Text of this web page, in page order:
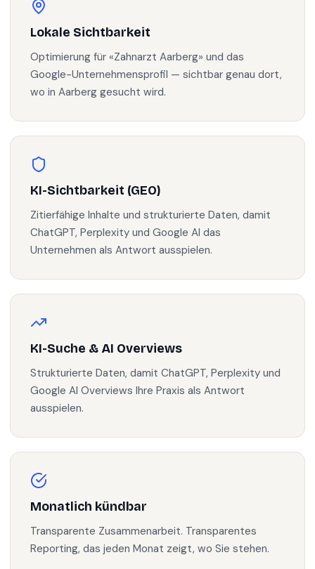
Lokale Sichtbarkeit
Optimierung für «Zahnarzt Aarberg» und das
Google-Unternehmensprofil — sichtbar genau dort,
wo in Aarberg gesucht wird.
KI-Sichtbarkeit (GEO)
Zitierfähige Inhalte und strukturierte Daten, damit
ChatGPT, Perplexity und Google AI das
Unternehmen als Antwort ausspielen.
KI-Suche & AI Overviews
Strukturierte Daten, damit ChatGPT, Perplexity und
Google AI Overviews Ihre Praxis als Antwort
ausspielen.
Monatlich kündbar
Transparente Zusammenarbeit. Transparentes
Reporting, das jeden Monat zeigt, wo Sie stehen.